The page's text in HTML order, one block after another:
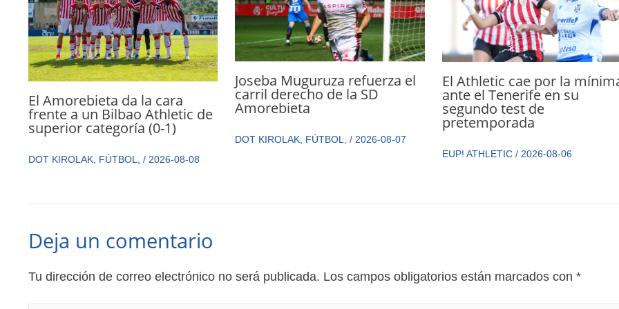
El Amorebieta da la cara
frente a un Bilbao Athletic de
superior categoría (0-1)
DOT KIROLAK, FÚTBOL / 2026-08-08
Joseba Muguruza refuerza el
carril derecho de la SD
Amorebieta
DOT KIROLAK, FÚTBOL,/2026-08-07
El Athletic cae por la
ante el Tenerife en su
segundo test de
pretemporada
EUP! ATHLETIC/ 2026-08-06
Deja un comentario
Tu dirección de correo electrónico no será publicada. Los campos obligatorios están marcados con *